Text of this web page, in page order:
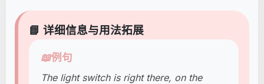
📘 详细信息与用法拓展
📖例句
The light switch is right there, on the